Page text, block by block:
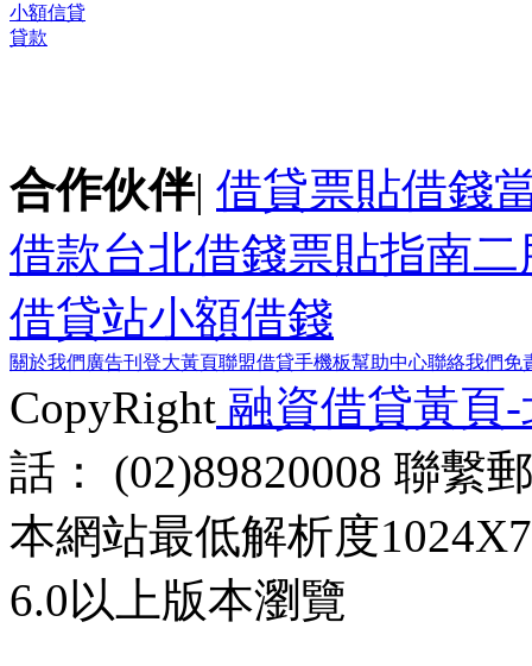
小額信貸
貸款
合作伙伴| 借貸票貼借錢
借款台北借錢票貼指南二
借貸站小額借錢
關於我們 廣告刊登大黃頁聯盟借貸手機板幫助中心聯絡我們免
CopyRight 融資借貸黃頁
話： (02)89820008 聯繫
本網站最低解析度
6.0以上版本瀏覽